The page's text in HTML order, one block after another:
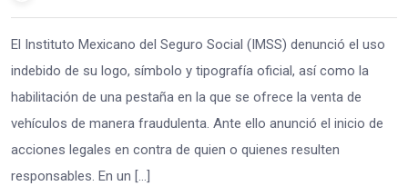
El Instituto Mexicano del Seguro Social (IMSS) denunció el uso
indebido de su logo, símbolo y tipografía oficial, así como la
habilitación de una pestaña en la que se ofrece la venta de
vehículos de manera fraudulenta. Ante ello anunció el inicio de
acciones legales en contra de quien o quienes resulten
responsables. En un […]